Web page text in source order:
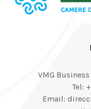
VMG
Tel:
Email: